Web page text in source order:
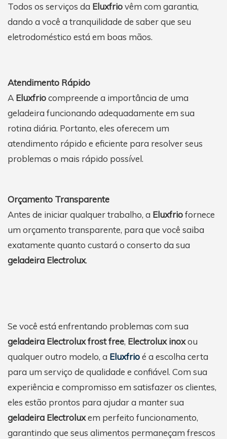
Todos os serviços da Eluxfriovêm com garantia,
dando a você a tranquilidade de saber que seu
eletrodoméstico está em boas mãos.
Atendimento Rápido
A Eluxfriocompreende a importância de uma
geladeira funcionando adequadamente em sua
rotina diária. Portanto, eles oferecem um
atendimento rápido e eficiente para resolver seus
problemas o mais rápido possível.
Orçamento Transparente
Antes de iniciar qualquer trabalho, a Eluxfriofornece
um orçamento transparente, para que você saiba
exatamente quanto custará o conserto da sua
geladeira Electrolux.
Se você está enfrentando problemas com sua
geladeira Electrolux frost free, Electrolux inoxou
qualquer outro modelo, a Eluxfrioé a escolha certa
para um serviço de qualidade e confiável. Com sua
experiência e compromisso em satisfazer os clientes,
eles estão prontos para ajudar a manter sua
geladeira Electroluxem perfeito funcionamento,
garantindo que seus alimentos permaneçam frescos